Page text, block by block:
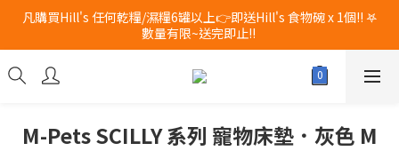
新品登場 獅子堂貓罐頭 $180 x 24罐！立即點擊火速搶購
凡購買Hill's 任何乾糧/濕糧6罐以上👉即送Hill's 食物碗 x 1個!! 𖤐
數量有限~送完即止!!
新品登場 獅子堂貓罐頭 $180 x 24罐！立即點擊火速搶購
M-Pets SCILLY 系列 寵物床墊．灰色 M